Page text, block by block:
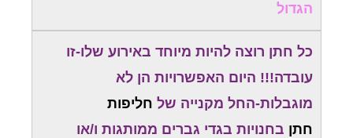
הגדול
כל חתן רוצה להיות מיוחד באירוע שלו-זו
עובדה!!! היום האפשרויות הן לא
מוגבלות-החל מקנייה של חליפות
חתן בחנויות בגדי גברים ממותגות ו/או